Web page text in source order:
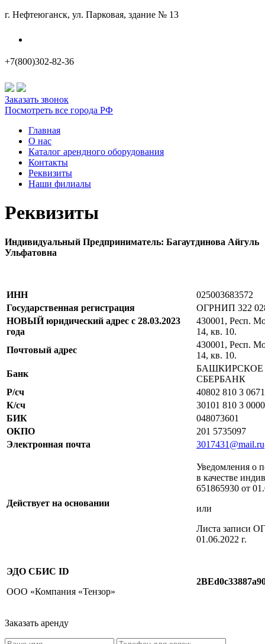
г. Нефтеюганск, ул. Парковая, здание № 13
+7(800)302-82-36
Заказать звонок
Посмотреть все города РФ
Главная
О нас
Каталог арендного оборудования
Контакты
Реквизиты
Наши филиалы
Реквизиты
Индивидуальный Предприниматель: Багаутдинова Айгуль
Ульфатовна
ИНН
025003683572
Государственная регистрация
ОГРНИП 322
НОВЫЙ юридический адрес с 28.03.2023
года
430001, Респ.
14, кв. 10.
Почтовый адрес
430001, Респ.
14, кв. 10.
Банк
БАШКИРСКОЕ
СБЕРБАНК
Р/сч
40802 810 3
К/сч
30101 810 3
БИК
048073601
ОКПО
201 5735097
Электронная почта
3017431@mail.ru
Действует на основании
Уведомления о
в качестве
651865930 от
или
Листа записи
01.06.2022 г.
ЭДО СБИС ID
ООО «Компания «Тензор»
Заказать аренду